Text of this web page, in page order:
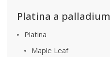
Platina a palladium
Platina
Maple Leaf